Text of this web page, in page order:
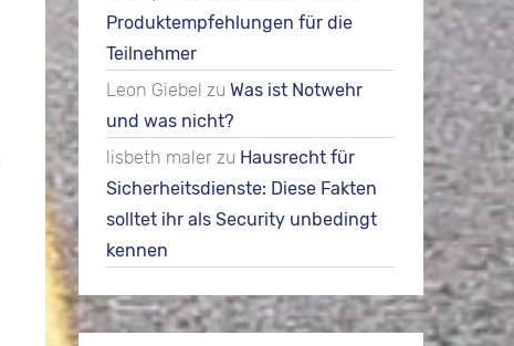
Produktempfehlungen für die
Teilnehmer
Leon Giebel zuWas ist Notwehr
und was nicht?
lisbeth maler zu Hausrecht für
Sicherheitsdienste: Diese Fakten
solltet ihr als Security unbedingt
kennen